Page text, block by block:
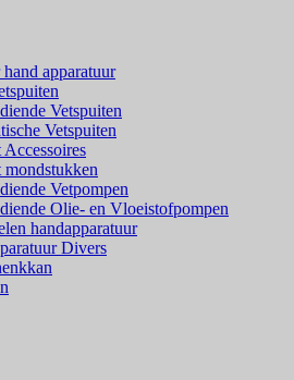
hand apparatuur
Vetspuiten
Vetspuiten
Accessoires
mondstukken
Vetpompen
Olie- en Vloeistofpompen
handapparatuur
Divers